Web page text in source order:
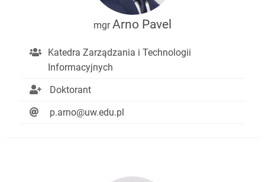
mgrArno Pavel
Katedra Zarządzania i Technologii
Informacyjnych
Doktorant
p.arno@uw.edu.pl